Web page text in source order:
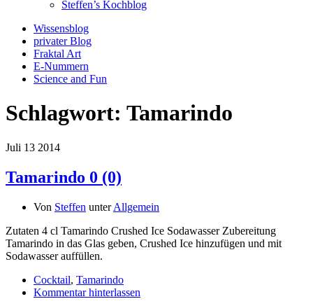
Steffen’s Kochblog
Wissensblog
privater Blog
Fraktal Art
E-Nummern
Science and Fun
Schlagwort: Tamarindo
Juli 13 2014
Tamarindo 0 (0)
Von Steffen unterAllgemein
Zutaten 4 cl Tamarindo Crushed Ice Sodawasser Zubereitung
Tamarindo in das Glas geben, Crushed Ice hinzufügen und mit
Sodawasser auffüllen.
Cocktail, Tamarindo
Kommentar hinterlassen